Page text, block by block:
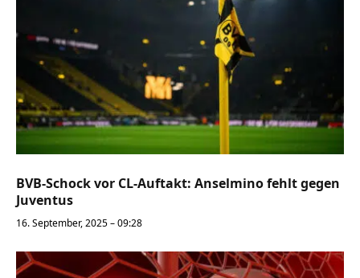
BVB-Schock vor CL-Auftakt: Anselmino fehlt gegen
Juventus
16. September, 2025 – 09:28